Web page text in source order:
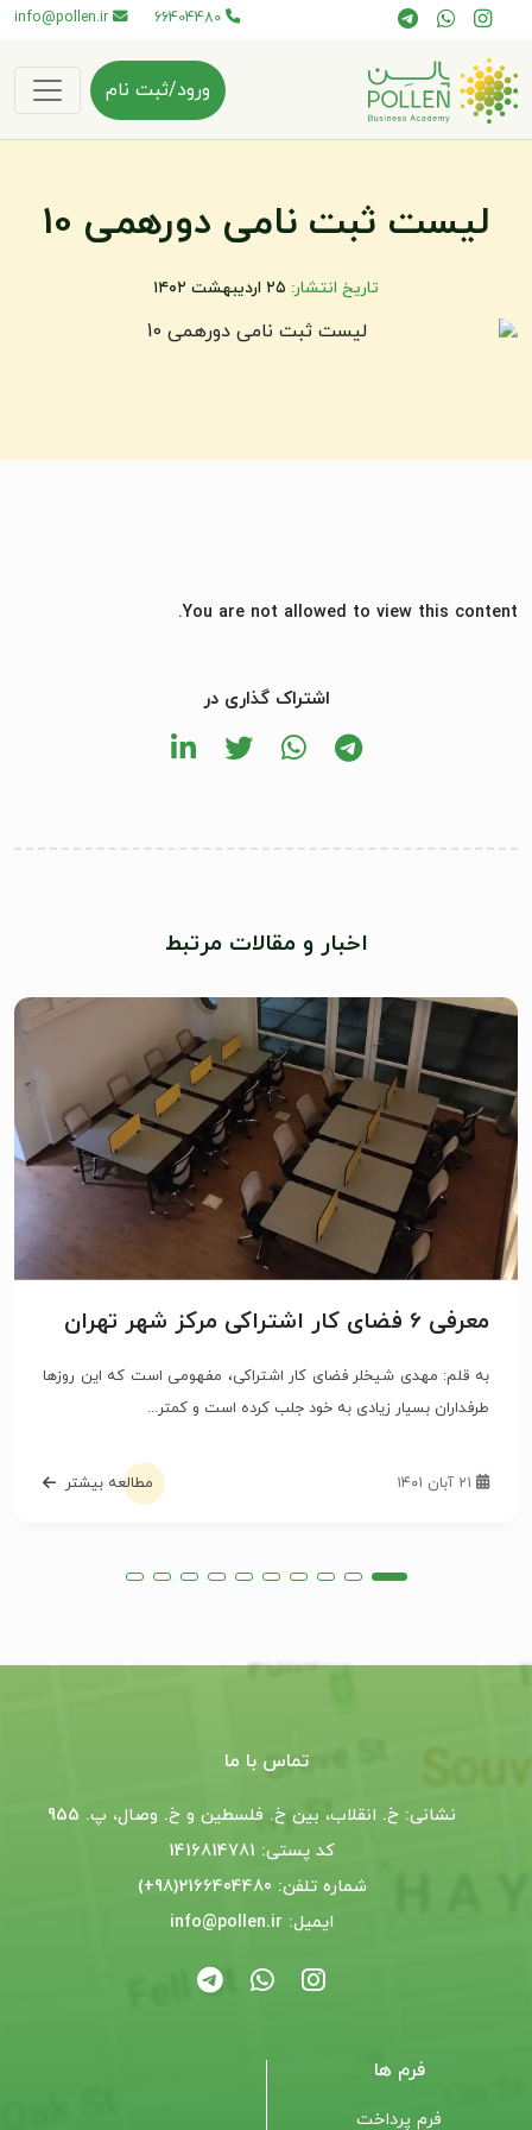
66404480
info@pollen.ir
ورود/ثبت نام
لیست ثبت نامی دورهمی 10
تاریخ انتشار: ۲۵ اردیبهشت ۱۴۰۲
You are not allowed to view this content.
اشتراک گذاری در
اخبار و مقالات مرتبط
معرفی 6 فضای کار اشتراکی مرکز شهر تهران
به قلم: مهدی شیخلر فضای کار اشتراکی، مفهومی است که این روزها
طرفداران بسیار زیادی به خود جلب کرده است و کمتر...
مطالعه بیشتر
تماس با ما
نشانی: خ. انقلاب، بین خ. فلسطین و خ. وصال، پ. 955
کد پستی: 1416814781
شماره تلفن: 2166404480(98+)
ایمیل: info@pollen.ir
فرم ها
فرم پرداخت